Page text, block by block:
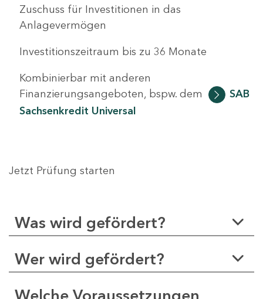
Zuschuss für Investitionen in das
Anlagevermögen
Investitionszeitraum bis zu 36 Monate
Kombinierbar mit anderen
Finanzierungsangeboten, bspw. dem
SAB
Sachsenkredit Universal
Jetzt Prüfung starten
Was wird gefördert?
Wer wird gefördert?
Welche Voraussetzungen